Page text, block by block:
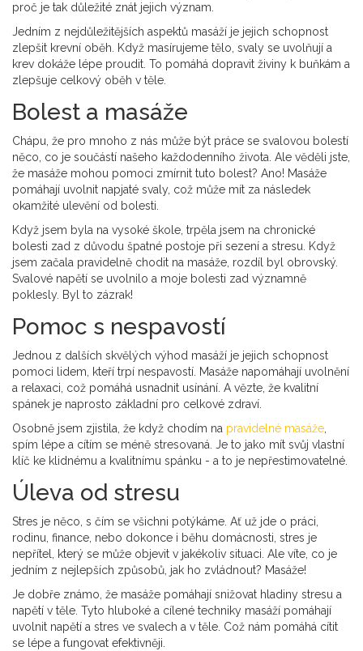
proč je tak důležité znát jejich význam.
Jedním z nejdůležitějších aspektů masáží je jejich schopnost
zlepšit krevní oběh. Když masírujeme tělo, svaly se uvolňují a
krev dokáže lépe proudit. To pomáhá dopravit živiny k buňkám a
zlepšuje celkový oběh v těle.
Bolest a masáže
Chápu, že pro mnoho z nás může být práce se svalovou bolestí
něco, co je součástí našeho každodenního života. Ale věděli jste,
že masáže mohou pomoci zmírnit tuto bolest? Ano! Masáže
pomáhají uvolnit napjaté svaly, což může mít za následek
okamžité ulevění od bolesti.
Když jsem byla na vysoké škole, trpěla jsem na chronické
bolesti zad z důvodu špatné postoje při sezení a stresu. Když
jsem začala pravidelně chodit na masáže, rozdíl byl obrovský.
Svalové napětí se uvolnilo a moje bolesti zad významně
poklesly. Byl to zázrak!
Pomoc s nespavostí
Jednou z dalších skvělých výhod masáží je jejich schopnost
pomoci lidem, kteří trpí nespavostí. Masáže napomáhají uvolnění
a relaxaci, což pomáhá usnadnit usínání. A vězte, že kvalitní
spánek je naprosto základní pro celkové zdraví.
Osobně jsem zjistila, že když chodím na pravidelné masáže
spím lépe a cítím se méně stresovaná. Je to jako mít svůj vlastní
klíč ke klidnému a kvalitnímu spánku - a to je nepřestimovatelné.
Úleva od stresu
Stres je něco, s čím se všichni potýkáme. Ať už jde o práci,
rodinu, finance, nebo dokonce i běhu domácnosti, stres je
nepřítel, který se může objevit v jakékoliv situaci. Ale víte, co je
jedním z nejlepších způsobů, jak ho zvládnout? Masáže!
Je dobře známo, že masáže pomáhají snižovat hladiny stresu a
napětí v těle. Tyto hluboké a cílené techniky masáží pomáhají
uvolnit napětí a stres ve svalech a v těle. Což nám pomáhá cítit
se lépe a fungovat efektivněji.